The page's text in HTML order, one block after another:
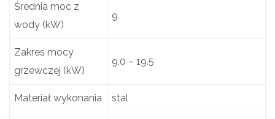
Średnia moc z
wody (kW)
9
Zakres mocy
grzewczej (kW)
9.0 – 19.5
Materiał wykonania stal